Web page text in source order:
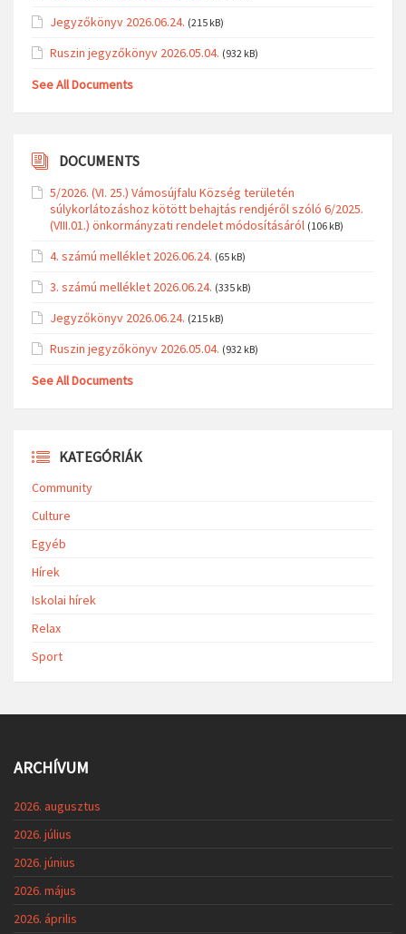
Jegyzőkönyv 2026.06.24. (215 kB)
Ruszin jegyzőkönyv 2026.05.04. (932 kB)
See All Documents
DOCUMENTS
5/2026. (VI. 25.) Vámosújfalu Község területén
súlykorlátozáshoz kötött behajtás rendjéről szóló 6/2025.
(VIII.01.) önkormányzati rendelet módosításáról (106 kB)
4. számú melléklet 2026.06.24. (65 kB)
3. számú melléklet 2026.06.24. (335 kB)
Jegyzőkönyv 2026.06.24. (215 kB)
Ruszin jegyzőkönyv 2026.05.04. (932 kB)
See All Documents
KATEGÓRIÁK
Community
Culture
Egyéb
Hírek
Iskolai hírek
Relax
Sport
ARCHÍVUM
2026. augusztus
2026. július
2026. június
2026. május
2026. április